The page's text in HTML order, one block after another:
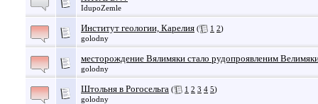
IdupoZemle
Институт геологии, Карелия ( 1 2)
golodny
месторождение Вялимяки стало рудопроявленим
golodny
Штольня в Рогосельга ( 1 2 3 4 5)
golodny